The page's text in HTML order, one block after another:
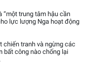
“một trung tâm hậu cần
lực lượng Nga hoạt động
chiến tranh và ngừng các
bất công nào chống lại